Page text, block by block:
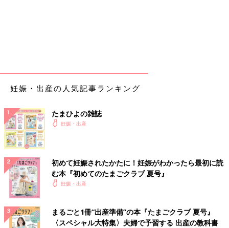
妊娠・出産の人気記事ランキング
たまひよの雑誌
妊娠・出産
初めて妊娠されたかたに！妊娠がわかったら最初に読
む本『初めてのたまごクラブ 夏号』
妊娠・出産
まるごと1冊“出産準備”の本『たまごクラブ 夏号』
〈スペシャル大特集〉夫婦で予習する 出産の教科書